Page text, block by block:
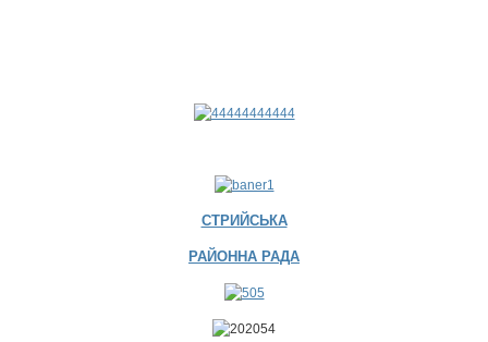
СТРИЙСЬКА
РАЙОННА РАДА